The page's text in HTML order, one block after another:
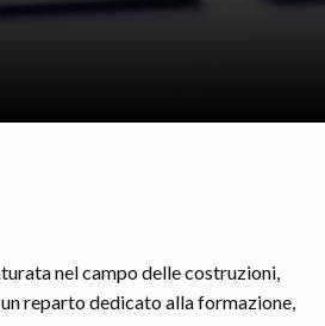
nel campo delle costruzioni,
reparto dedicato alla formazione,